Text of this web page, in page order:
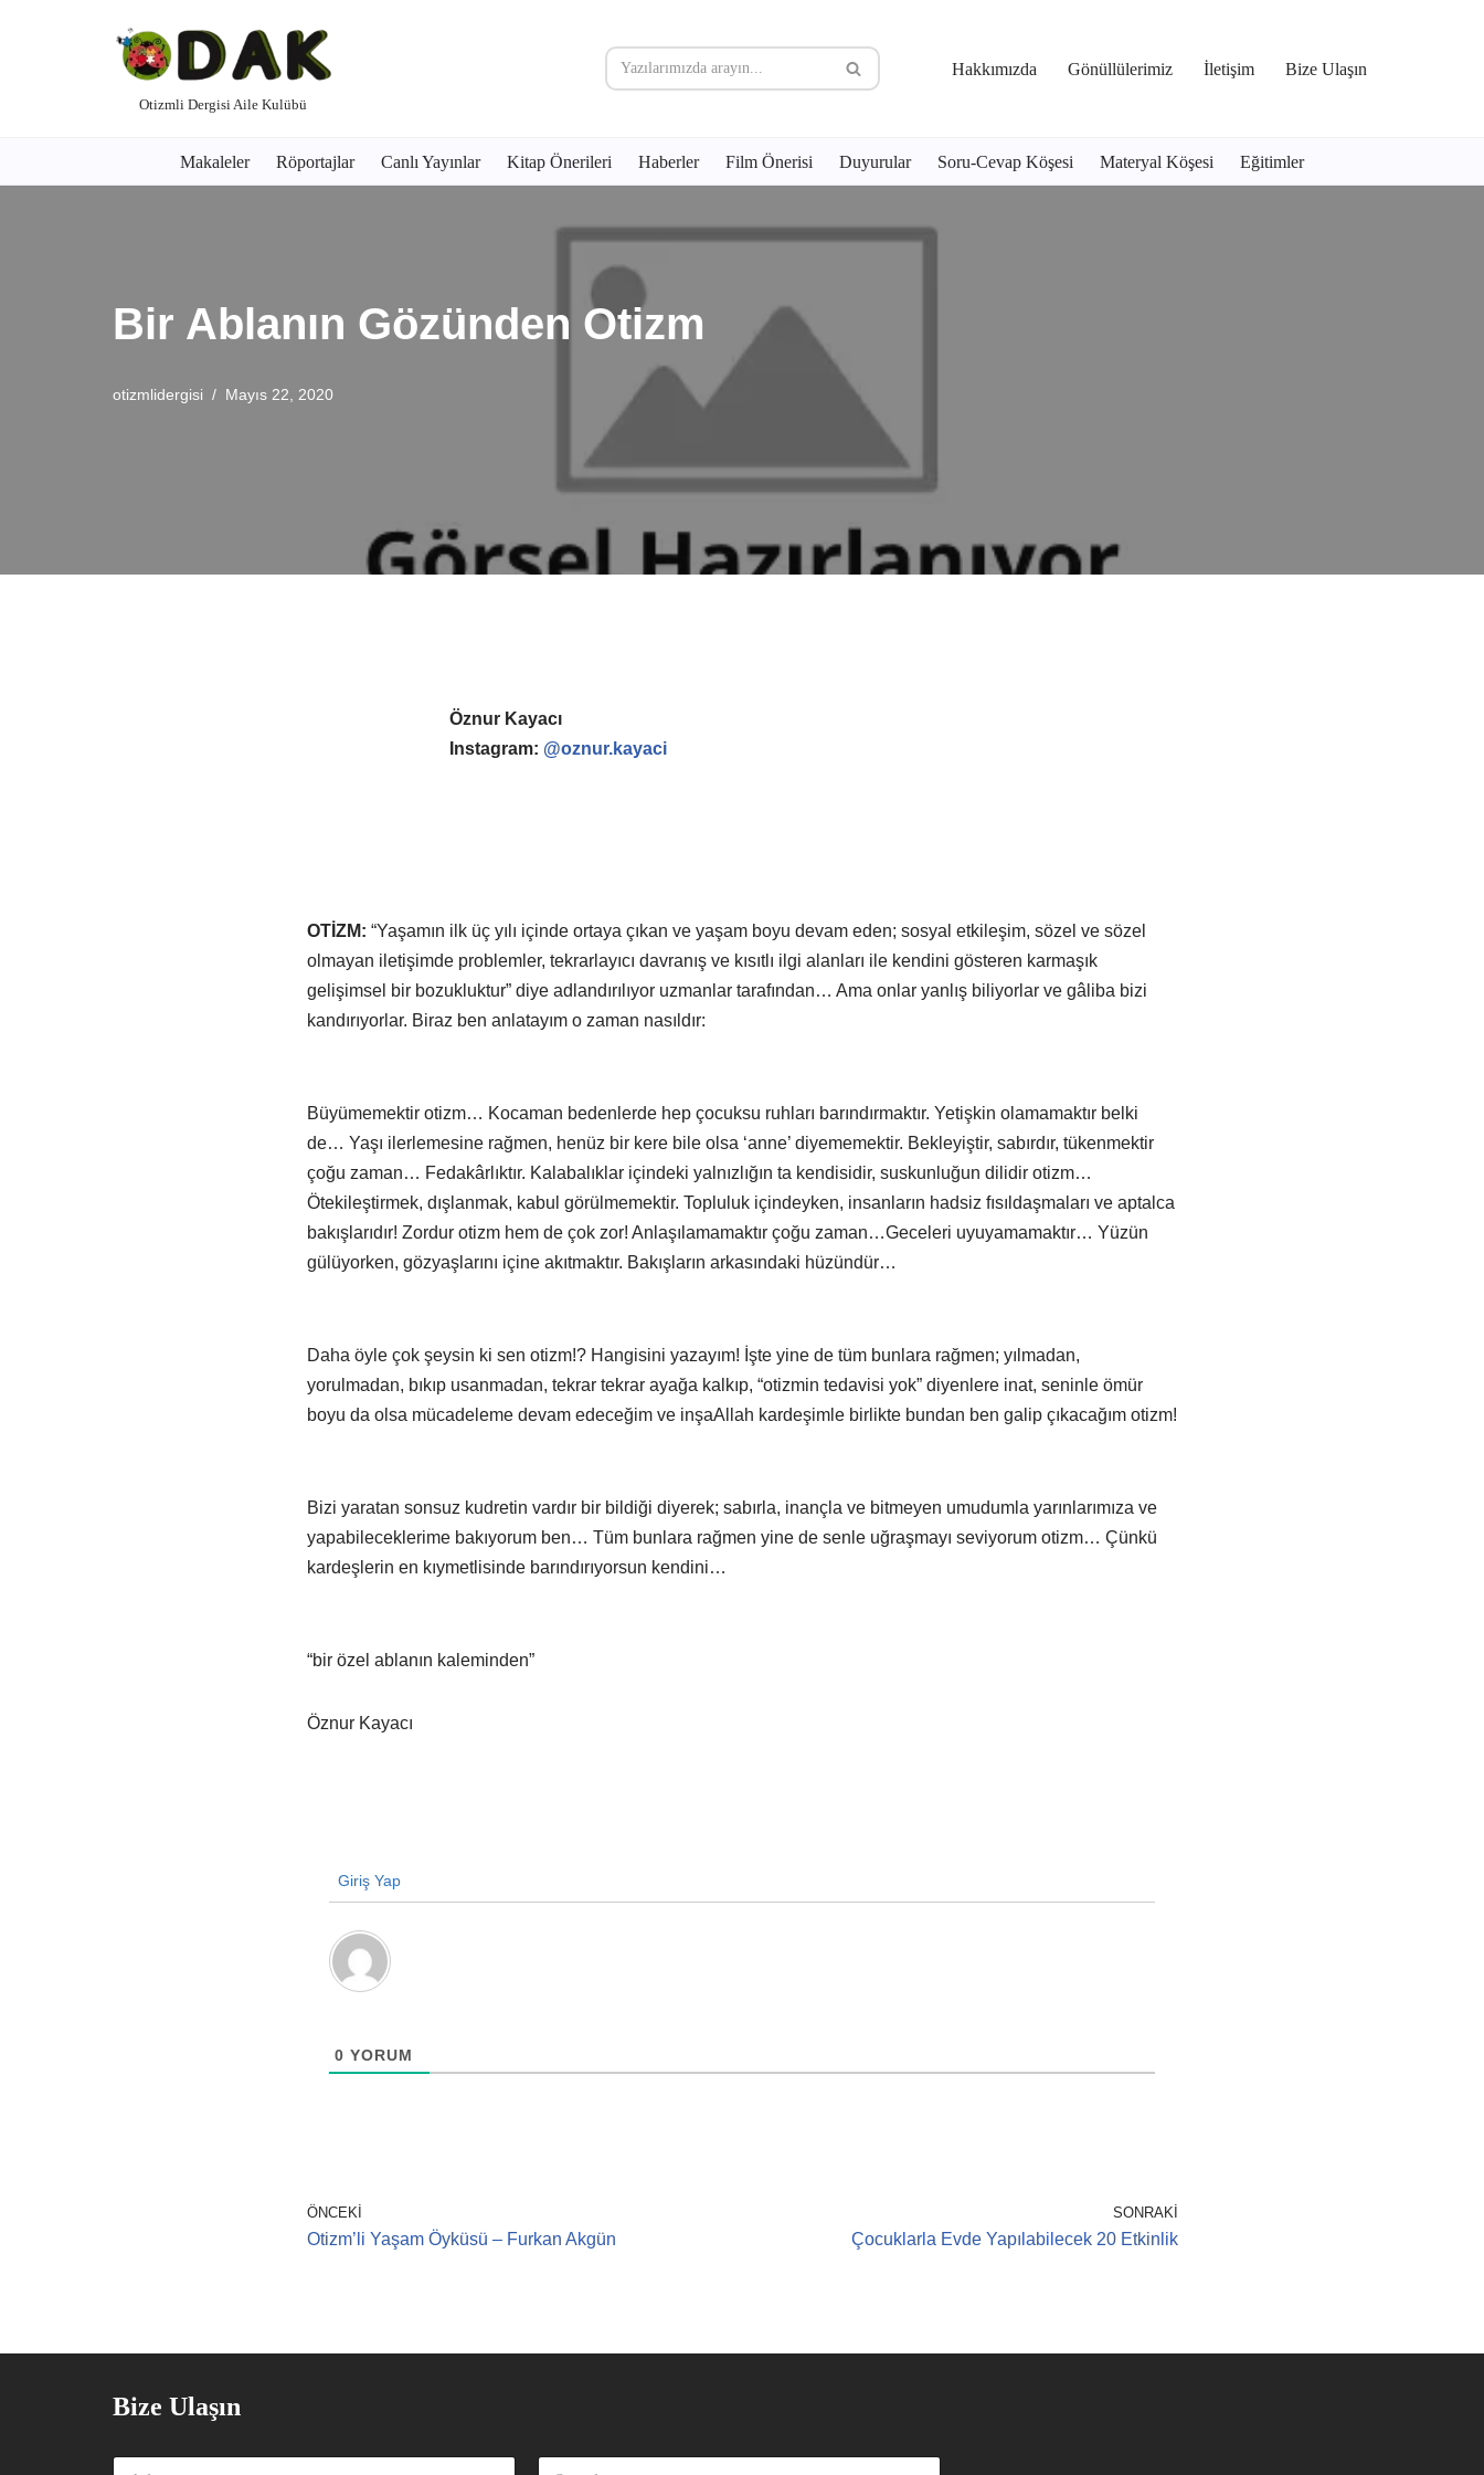
Otizmli Dergisi Aile Kulübü
Hakkımızda Gönüllülerimiz İletişim Bize Ulaşın
Makaleler Röportajlar Canlı Yayınlar Kitap Önerileri Haberler Film Önerisi Duyurular Soru-Cevap Köşesi Materyal Köşesi Eğitimler
Bir Ablanın Gözünden Otizm
otizmlidergisi Mayıs 22, 2020
Öznur Kayacı
Instagram: @oznur.kayaci
OTİZM: “Yaşamın ilk üç yılı içinde ortaya çıkan ve yaşam boyu devam eden; sosyal etkileşim, sözel ve sözel
olmayan iletişimde problemler, tekrarlayıcı davranış ve kısıtlı ilgi alanları ile kendini gösteren karmaşık
gelişimsel bir bozukluktur” diye adlandırılıyor uzmanlar tarafından… Ama onlar yanlış biliyorlar ve gâliba bizi
kandırıyorlar. Biraz ben anlatayım o zaman nasıldır:
Büyümemektir otizm… Kocaman bedenlerde hep çocuksu ruhları barındırmaktır. Yetişkin olamamaktır belki
de… Yaşı ilerlemesine rağmen, henüz bir kere bile olsa ‘anne’ diyememektir. Bekleyiştir, sabırdır, tükenmektir
çoğu zaman… Fedakârlıktır. Kalabalıklar içindeki yalnızlığın ta kendisidir, suskunluğun dilidir otizm…
Ötekileştirmek, dışlanmak, kabul görülmemektir. Topluluk içindeyken, insanların hadsiz fısıldaşmaları ve aptalca
bakışlarıdır! Zordur otizm hem de çok zor! Anlaşılamamaktır çoğu zaman…Geceleri uyuyamamaktır… Yüzün
gülüyorken, gözyaşlarını içine akıtmaktır. Bakışların arkasındaki hüzündür…
Daha öyle çok şeysin ki sen otizm!? Hangisini yazayım! İşte yine de tüm bunlara rağmen; yılmadan,
yorulmadan, bıkıp usanmadan, tekrar tekrar ayağa kalkıp, “otizmin tedavisi yok” diyenlere inat, seninle ömür
boyu da olsa mücadeleme devam edeceğim ve inşaAllah kardeşimle birlikte bundan ben galip çıkacağım otizm!
Bizi yaratan sonsuz kudretin vardır bir bildiği diyerek; sabırla, inançla ve bitmeyen umudumla yarınlarımıza ve
yapabileceklerime bakıyorum ben… Tüm bunlara rağmen yine de senle uğraşmayı seviyorum otizm… Çünkü
kardeşlerin en kıymetlisinde barındırıyorsun kendini…
“bir özel ablanın kaleminden”
Öznur Kayacı
Giriş Yap
0 YORUM
ÖNCEKI
Otizm’li Yaşam Öyküsü – Furkan Akgün
SONRAKI
Çocuklarla Evde Yapılabilecek 20 Etkinlik
Bize Ulaşın